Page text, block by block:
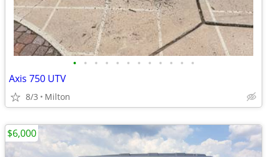
• • • • • • • • • • • •
Axis 750 UTV
8/3 Milton
$6,000